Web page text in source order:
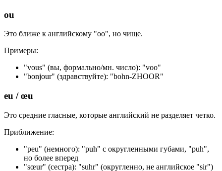
ou
Это ближе к английскому "oo", но чище.
Примеры:
"vous" (вы, формально/мн. число): "voo"
"bonjour" (здравствуйте): "bohn-ZHOOR"
eu / œu
Это средние гласные, которые английский не разделяет четко.
Приближение:
"peu" (немного): "puh" с округленными губами, "puh",
но более вперед
"sœur" (сестра): "suhr" (округленно, не английское "sir")